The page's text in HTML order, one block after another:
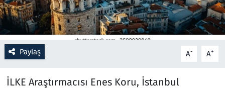
Paylaş A- A+
İLKE Araştırmacısı Enes Koru, İstanbul
Sağlık
Savunma Sanayi
Seçim 2023
Spor